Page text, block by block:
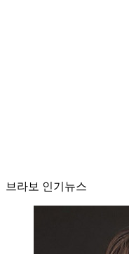
브라보 인기뉴스